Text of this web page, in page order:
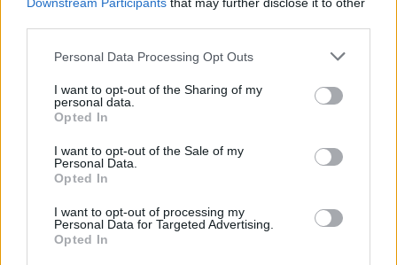
Personal Data Processing Opt Outs
I want to opt-out of the Sharing of my
personal data.
Opted In
I want to opt-out of the Sale of my
Personal Data.
Opted In
I want to opt-out of processing my
Personal Data for Targeted Advertising.
Opted In
CARLOS ALCARAZ
Alcaraz atteint les 100 matchs en